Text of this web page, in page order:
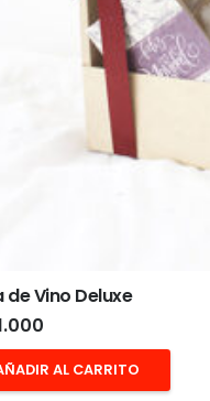
de Vino Deluxe
AL CARRITO